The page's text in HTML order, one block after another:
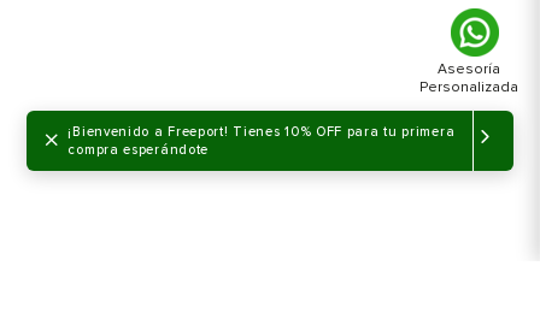
×
¡Bienvenido a Freeport! Tienes 10% OFF para tu primera
compra esperándote